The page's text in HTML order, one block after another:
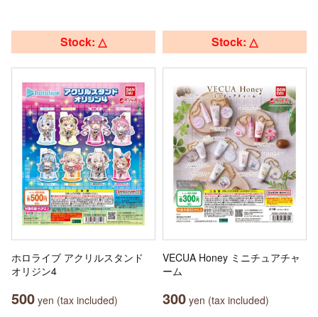
Stock: △
ホロライブ アクリルスタンド
オリジン4
500 yen (tax included)
Stock: △
VECUA Honey ミニチュアチャ
ーム
300 yen (tax included)